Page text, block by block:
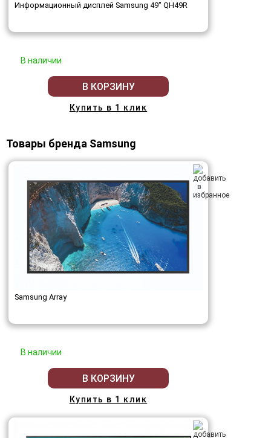
Информационный дисплей Samsung 49" QH49R
В наличии
В КОРЗИНУ
Купить в 1 клик
Товары бренда Samsung
Samsung Array
В наличии
В КОРЗИНУ
Купить в 1 клик